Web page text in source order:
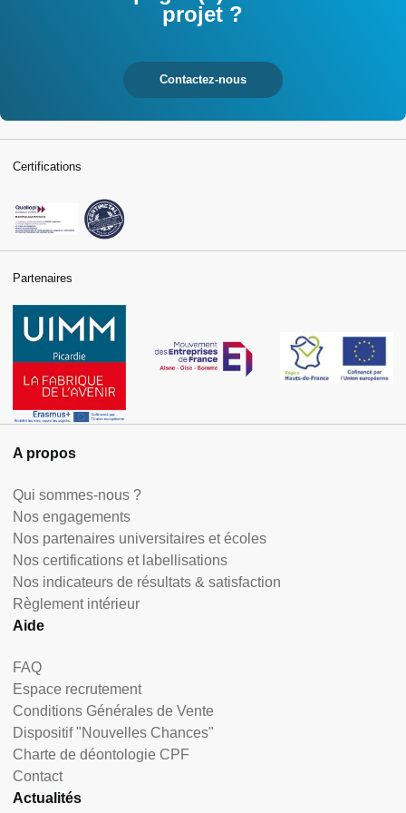
projet ?
Contactez-nous
A propos
Qui sommes-nous ?
Nos engagements
Nos partenaires universitaires et écoles
Nos certifications et labellisations
Nos indicateurs de résultats & satisfaction
Règlement intérieur
Aide
FAQ
Espace recrutement
Conditions Générales de Vente
Dispositif "Nouvelles Chances"
Charte de déontologie CPF
Contact
Actualités
Certifications
Partenaires